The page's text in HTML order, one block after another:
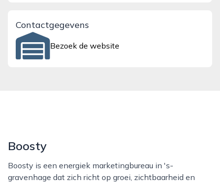
Contactgegevens
Bezoek de website
Boosty
Boosty is een energiek marketingbureau in 's-
gravenhage dat zich richt op groei, zichtbaarheid en